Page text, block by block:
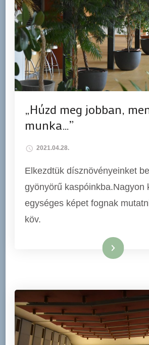
„Húzd meg jobban,
munka…”
2021.04.28.
Elkezdtük dísznövényeinket
gyönyörű kaspóinkba.Nagyon
egységes képet fognak
köv.
Tovább